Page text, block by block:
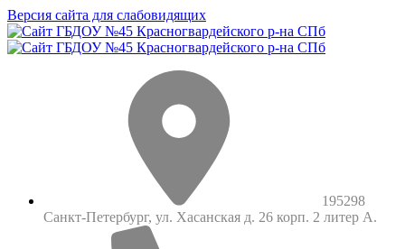
Версия сайта для слабовидящих
195298
Санкт-Петербург, ул. Хасанская д. 26 корп. 2 литер А.